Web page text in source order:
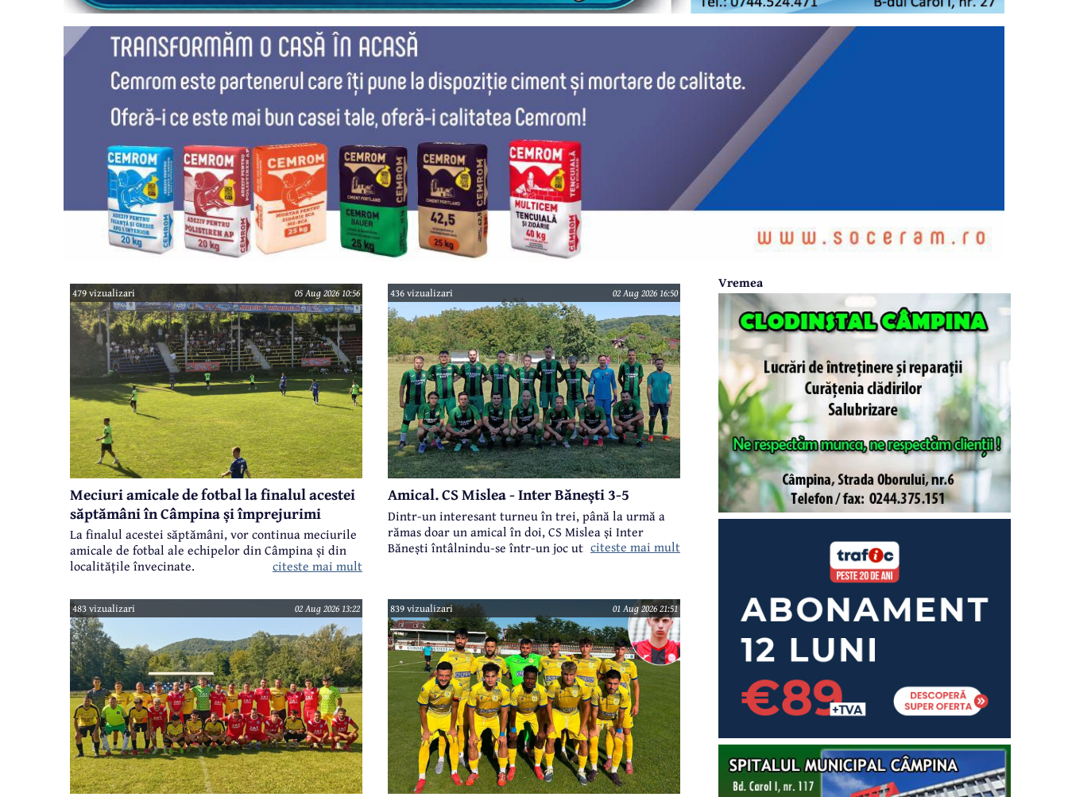
479 vizualizari 05 Aug 2026 10:56
Meciuri amicale de fotbal la finalul acestei
săptămâni în Câmpina și împrejurimi
La finalul acestei săptămâni, vor continua meciurile
amicale de fotbal ale echipelor din Câmpina și din
localitățile învecinate.
citeste mai mult
436 vizualizari 02 Aug 2026 16:50
Amical. CS Mislea - Inter Bănești 3-5
Dintr-un interesant turneu în trei, până la urmă a
rămas doar un amical în doi, CS Mislea și Inter
Bănești întâlnindu-se într-un joc util de pregătire
citeste mai mult
483 vizualizari 02 Aug 2026 13:22 839 vizualizari 01 Aug 2026 21:51
Vremea